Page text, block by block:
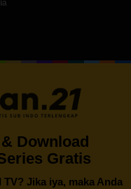
Download
Gratis
Jika iya, maka Anda